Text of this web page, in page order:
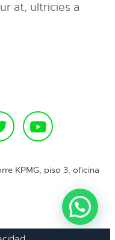
at, ultricies a
KPMG, piso 3, oficina